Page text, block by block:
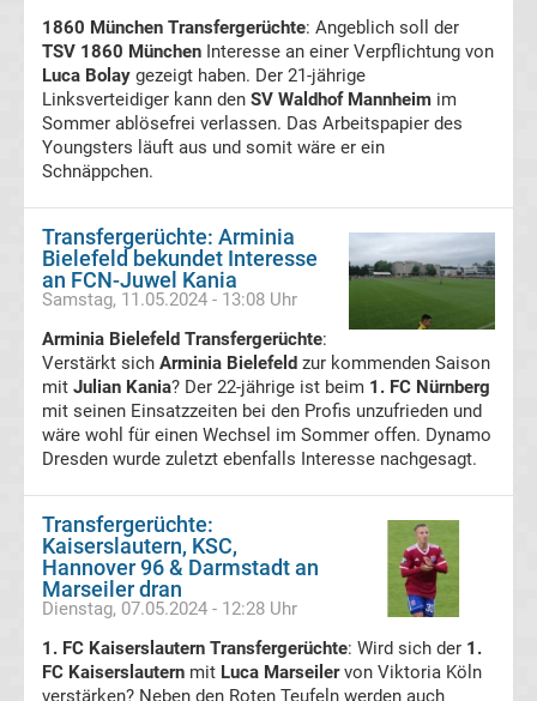
Basketball
Basketball
Bundesliga
NBA
Boston
Celtics
Handball
Handball
Bundesliga
Handball
Boxen
1860 München Transfergerüchte: Angeblich soll der
TSV 1860 München Interesse an einer Verpflichtung von
Luca Bolay gezeigt haben. Der 21-jährige
Linksverteidiger kann den SV Waldhof Mannheim im
Sommer ablösefrei verlassen. Das Arbeitspapier des
Youngsters läuft aus und somit wäre er ein
Schnäppchen.
Transfergerüchte: Arminia
Bielefeld bekundet Interesse
an FCN-Juwel Kania
Samstag, 11.05.2024 - 13:08 Uhr
Arminia Bielefeld Transfergerüchte:
Verstärkt sich Arminia Bielefeld zur kommenden Saison
mit Julian Kania? Der 22-jährige ist beim 1. FC Nürnberg
mit seinen Einsatzzeiten bei den Profis unzufrieden und
wäre wohl für einen Wechsel im Sommer offen. Dynamo
Dresden wurde zuletzt ebenfalls Interesse nachgesagt.
Transfergerüchte:
Kaiserslautern, KSC,
Hannover 96 & Darmstadt an
Marseiler dran
Dienstag, 07.05.2024 - 12:28 Uhr
1. FC Kaiserslautern Transfergerüchte: Wird sich der 1.
FC Kaiserslautern mit Luca Marseilervon Viktoria Köln
verstärken? Neben den Roten Teufeln werden auch